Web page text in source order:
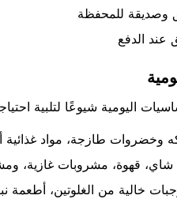
وصديقة للمحفظة
عند الدفع
اليومية شيوعًا لتلبية
وخضروات طازجة، مواد غذائية
شاي، قهوة، مشروبات غازية،
خالية من الغلوتين، أطعمة